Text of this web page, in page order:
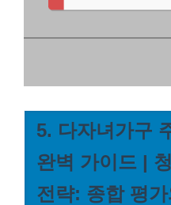
5. 다자녀가구
완벽 가이드 |
전략: 종합 평